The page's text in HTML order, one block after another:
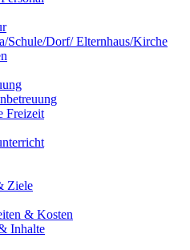
Schule/Dorf/ Elternhaus/Kirche
Freizeit
Ziele
& Kosten
Inhalte